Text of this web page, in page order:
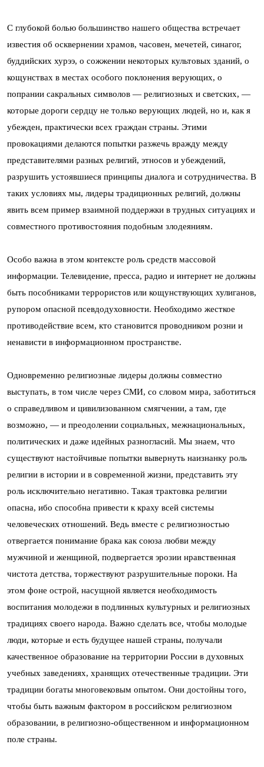
С глубокой болью большинство нашего общества встречает
известия об осквернении храмов, часовен, мечетей, синагог,
буддийских хурээ, о сожжении некоторых культовых зданий, о
кощунствах в местах особого поклонения верующих, о
попрании сакральных символов — религиозных и светских, —
которые дороги сердцу не только верующих людей, но и, как я
убежден, практически всех граждан страны. Этими
провокациями делаются попытки разжечь вражду между
представителями разных религий, этносов и убеждений,
разрушить устоявшиеся принципы диалога и сотрудничества. В
таких условиях мы, лидеры традиционных религий, должны
явить всем пример взаимной поддержки в трудных ситуациях и
совместного противостояния подобным злодеяниям.
Особо важна в этом контексте роль средств массовой
информации. Телевидение, пресса, радио и интернет не должны
быть пособниками террористов или кощунствующих хулиганов,
рупором опасной псевдодуховности. Необходимо жесткое
противодействие всем, кто становится проводником розни и
ненависти в информационном пространстве.
Одновременно религиозные лидеры должны совместно
выступать, в том числе через СМИ, со словом мира, заботиться
о справедливом и цивилизованном смягчении, а там, где
возможно, — и преодолении социальных, межнациональных,
политических и даже идейных разногласий. Мы знаем, что
существуют настойчивые попытки вывернуть наизнанку роль
религии в истории и в современной жизни, представить эту
роль исключительно негативно. Такая трактовка религии
опасна, ибо способна привести к краху всей системы
человеческих отношений. Ведь вместе с религиозностью
отвергается понимание брака как союза любви между
мужчиной и женщиной, подвергается эрозии нравственная
чистота детства, торжествуют разрушительные пороки. На
этом фоне острой, насущной является необходимость
воспитания молодежи в подлинных культурных и религиозных
традициях своего народа. Важно сделать все, чтобы молодые
люди, которые и есть будущее нашей страны, получали
качественное образование на территории России в духовных
учебных заведениях, хранящих отечественные традиции. Эти
традиции богаты многовековым опытом. Они достойны того,
чтобы быть важным фактором в российском религиозном
образовании, в религиозно-общественном и информационном
поле страны.